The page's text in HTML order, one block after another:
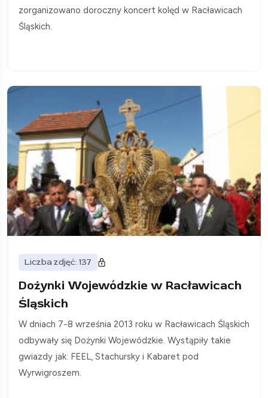
zorganizowano doroczny koncert kolęd w Racławicach
Śląskich.
Liczba zdjęć: 137
Dożynki Wojewódzkie w Racławicach
Śląskich
W dniach 7-8 września 2013 roku w Racławicach Śląskich
odbywały się Dożynki Wojewódzkie. Wystąpiły takie
gwiazdy jak: FEEL, Stachursky i Kabaret pod
Wyrwigroszem.